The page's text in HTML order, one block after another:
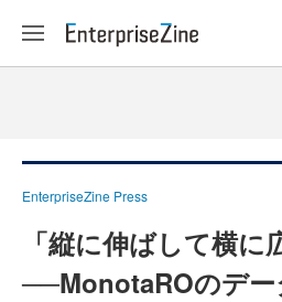
EnterpriseZine Press
「縦に伸ばして横に
──MonotaROのデー